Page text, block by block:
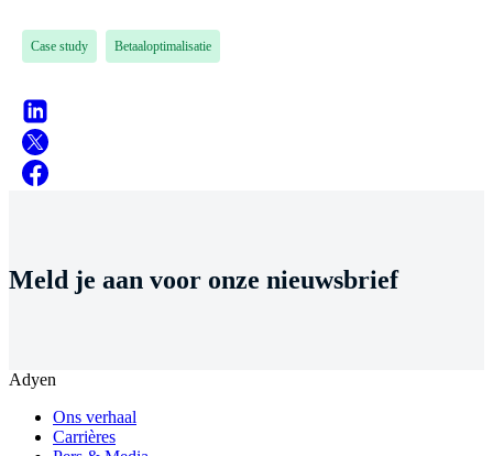
Case study Betaaloptimalisatie
Meld je aan voor onze nieuwsbrief
Adyen
Ons verhaal
Carrières